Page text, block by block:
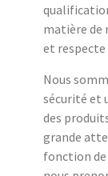
matière de
et respecte
Nous
sécurité et
des
grande
fonction